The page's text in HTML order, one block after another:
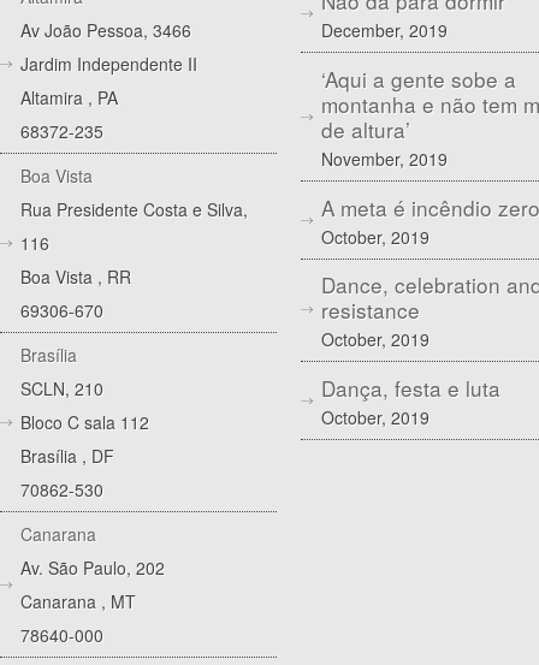
Av João Pessoa, 3466
Jardim Independente II
Altamira , PA
68372-235
Boa Vista
Rua Presidente Costa e Silva,
116
Boa Vista , RR
69306-670
Brasília
SCLN, 210
Bloco C sala 112
Brasília , DF
70862-530
Canarana
Av. São Paulo, 202
Canarana , MT
78640-000
December, 2019
‘Aqui a gente sobe a
montanha e não tem
de altura’
November, 2019
A meta é incêndio zero
October, 2019
Dance, celebration
resistance
October, 2019
Dança, festa e luta
October, 2019